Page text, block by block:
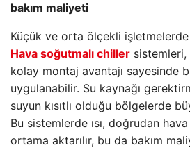
bakım maliyeti
Küçük ve orta ölçekli işletmelerde
Hava soğutmalı chiller sistemleri,
kolay montaj avantajı sayesinde
uygulanabilir. Su kaynağı
suyun kısıtlı olduğu bölgelerde
Bu sistemlerde ısı, doğrudan hava
ortama aktarılır, bu da bakım